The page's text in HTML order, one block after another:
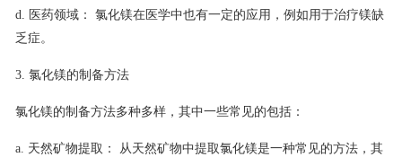
d. 医药领域： 氯化镁在医学中也有一定的应用，例如用于治疗镁缺
乏症。
3. 氯化镁的制备方法
氯化镁的制备方法多种多样，其中一些常见的包括：
a. 天然矿物提取： 从天然矿物中提取氯化镁是一种常见的方法，其